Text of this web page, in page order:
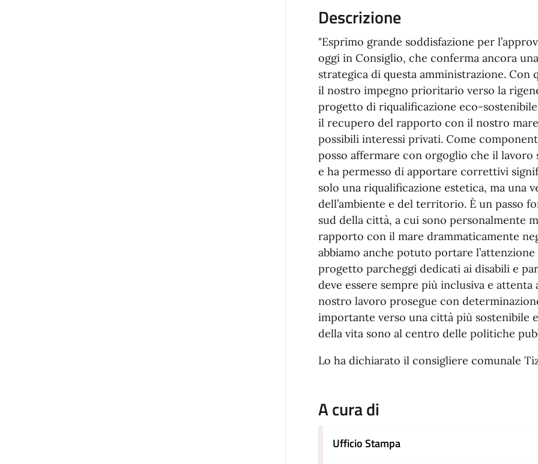
Descrizione
"Esprimo grande soddisfazione per
oggi in Consiglio, che conferma ancora
strategica di questa amministrazione. Con
il nostro impegno prioritario verso la
progetto di riqualificazione eco-
il recupero del rapporto con il nostro
possibili interessi privati. Come
posso affermare con orgoglio che il
e ha permesso di apportare correttivi
solo una riqualificazione estetica, ma una
dell’ambiente e del territorio. È un passo
sud della città, a cui sono personalmente
rapporto con il mare drammaticamente
abbiamo anche potuto portare
progetto parcheggi dedicati ai disabili e
deve essere sempre più inclusiva e
nostro lavoro prosegue con
importante verso una città più sostenibile
della vita sono al centro delle politiche
Lo ha dichiarato il consigliere comunale
A cura di
Ufficio Stampa